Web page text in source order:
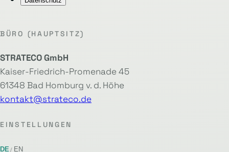
BÜRO (HAUPTSITZ)
STRATECO GmbH
Kaiser-Friedrich-Promenade 45
61348 Bad Homburg v. d. Höhe
kontakt@strateco.de
EINSTELLUNGEN
DE EN